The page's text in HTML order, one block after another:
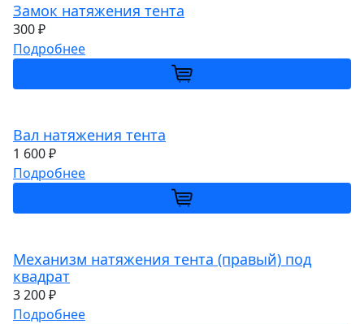
Замок натяжения тента
300 ₽
Подробнее
Вал натяжения тента
1 600 ₽
Подробнее
Механизм натяжения тента (правый) под
квадрат
3 200 ₽
Подробнее